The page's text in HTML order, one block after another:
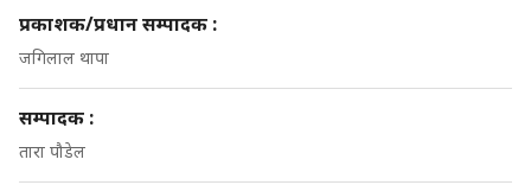
प्रकाशक/प्रधान सम्पादक :
जगिलाल थापा
सम्पादक :
तारा पौडेल